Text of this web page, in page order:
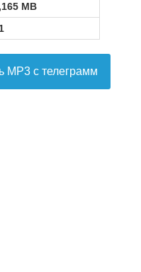
MB
MP3 с телеграмм